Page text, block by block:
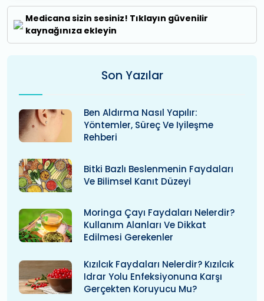
Medicana sizin sesiniz! Tıklayın güvenilir
kaynağınıza ekleyin
Son Yazılar
Ben Aldırma Nasıl Yapılır:
Yöntemler, Süreç Ve Iyileşme
Rehberi
Bitki Bazlı Beslenmenin Faydaları
Ve Bilimsel Kanıt Düzeyi
Moringa Çayı Faydaları Nelerdir?
Kullanım Alanları Ve Dikkat
Edilmesi Gerekenler
Kızılcık Faydaları Nelerdir? Kızılcık
Idrar Yolu Enfeksiyonuna Karşı
Gerçekten Koruyucu Mu?